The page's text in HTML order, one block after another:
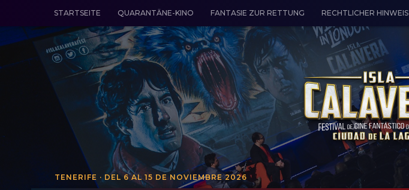
STARTSEITE QUARANTÄNE-KINO FANTASIE ZUR RETTUNG RECHTLICHER HINWEIS
TENERIFE · DEL 6 AL 15 DE NOVIEMBRE 2026